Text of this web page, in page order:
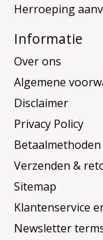
Herroeping
Informatie
Over ons
Algemene
Disclaimer
Privacy Policy
Betaalmethoden
Verzenden &
Sitemap
Klantenservice
Newsletter